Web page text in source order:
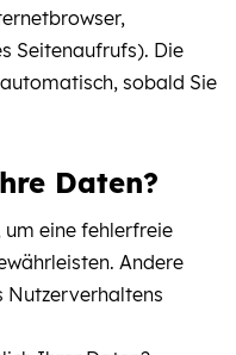
Seitenaufrufs). Die
sobald Sie
Daten?
um eine fehlerfreie
Andere
Nutzerverhaltens